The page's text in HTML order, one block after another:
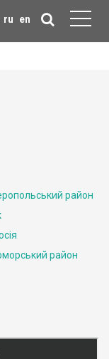
ru en
район
район